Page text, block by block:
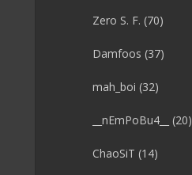
Zero S. F. (70)
Damfoos (37)
mah_boi (32)
__nEmPoBu4__ (20)
ChaoSiT (14)